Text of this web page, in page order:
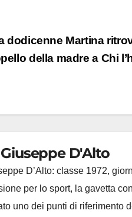
dodicenne Martina
della madre a Chi
Giuseppe D'Alto
D’Alto: classe 1972,
per lo sport, la gavetta
uno dei punti di riferimento